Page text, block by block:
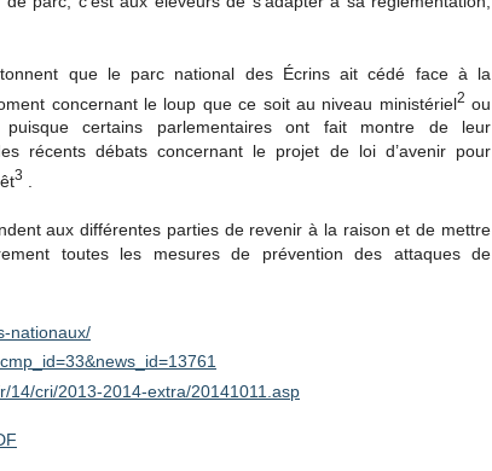
que le parc national des Écrins ait cédé face à la
concernant le loup que ce soit au niveau ministériel2 ou
certains parlementaires ont fait montre de leur
récents débats concernant le projet de loi d’avenir pour
3
aux différentes parties de revenir à la raison et de mettre
toutes les mesures de prévention des attaques de
nationaux/
14/cri/2013-2014-extra/20141011.asp